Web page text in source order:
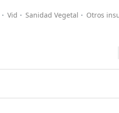
Vid Sanidad Vegetal
Otros